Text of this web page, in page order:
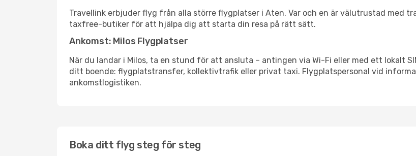
Travellink erbjuder flyg från alla större flygplatser i Aten. Var och en är välutrustad med
taxfree-butiker för att hjälpa dig att starta din resa på rätt sätt.
Ankomst: Milos Flygplatser
När du landar i Milos, ta en stund för att ansluta – antingen via Wi-Fi eller med ett lokalt
ditt boende: flygplatstransfer, kollektivtrafik eller privat taxi. Flygplatspersonal vid
ankomstlogistiken.
Boka ditt flyg steg för steg